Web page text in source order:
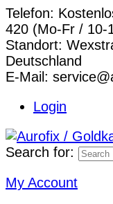
Telefon:
420 (Mo-Fr / 10-
Standort:
Deutschland
E-Mail:
Login
Search for:
My Account